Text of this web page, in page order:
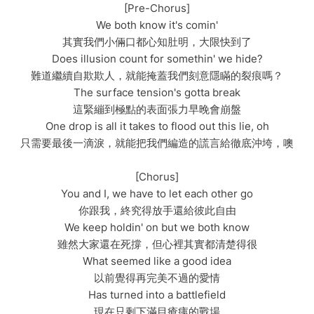
[Pre-Chorus]
We both know it's comin'
其實我們小倆口都心知肚明，大限快到了
Does illusion count for somethin' we hide?
難道繼續自欺欺人，就能掩蓋我們刻意隱瞞的裂痕嗎？
The surface tension's gotta break
這緊繃到極點的表面張力早晚會崩盤
One drop is all it takes to flood out this lie, oh
只需要最後一滴淚，就能把我們編造的謊言給徹底沖垮，噢
[Chorus]
You and I, we have to let each other go
你跟我，終究得放手還給彼此自由
We keep holdin' on but we both know
雖然大家還在死撐，但心裡其實都清楚得很
What seemed like a good idea
以前覺得再完美不過的愛情
Has turned into a battlefield
現在只剩下滿目瘡痍的戰場